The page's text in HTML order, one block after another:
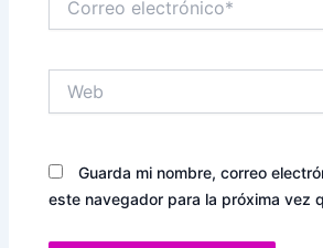
electrónico*
Guarda mi nombre, correo
este navegador para la próxima vez